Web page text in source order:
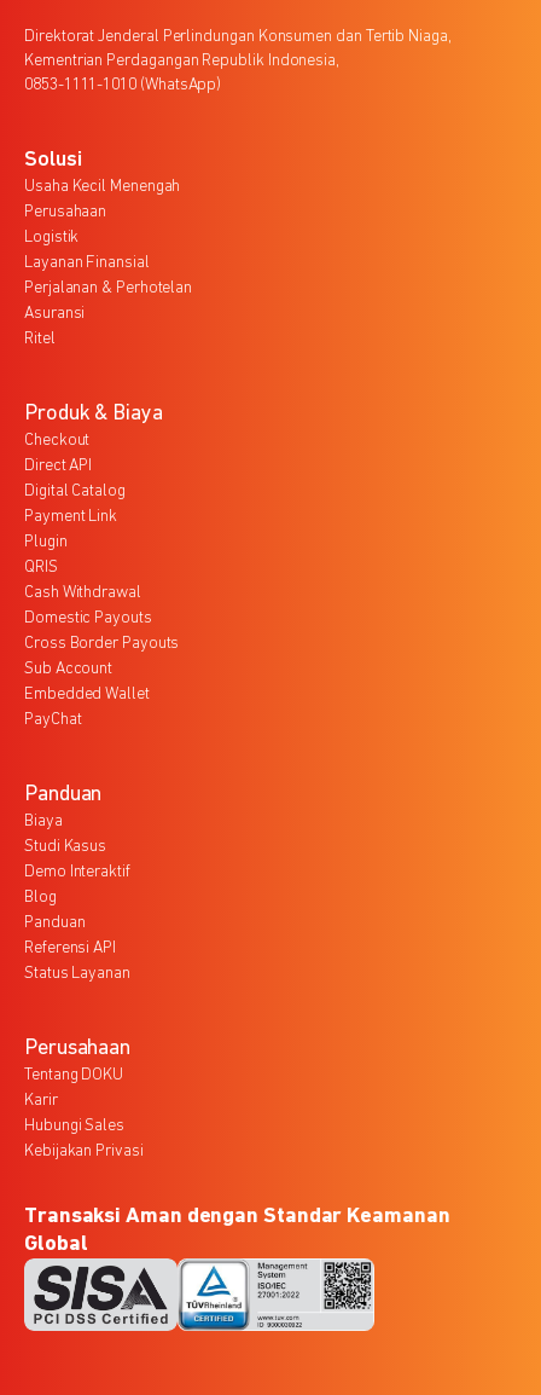
Direktorat Jenderal Perlindungan Konsumen dan Tertib Niaga,
Kementrian Perdagangan Republik Indonesia,
0853-1111-1010 (WhatsApp)
Solusi
Usaha Kecil Menengah
Perusahaan
Logistik
Layanan Finansial
Perjalanan & Perhotelan
Asuransi
Ritel
Produk & Biaya
Checkout
Direct API
Digital Catalog
Payment Link
Plugin
QRIS
Cash Withdrawal
Domestic Payouts
Cross Border Payouts
Sub Account
Embedded Wallet
PayChat
Panduan
Biaya
Studi Kasus
Demo Interaktif
Blog
Panduan
Referensi API
Status Layanan
Perusahaan
Tentang DOKU
Karir
Hubungi Sales
Kebijakan Privasi
Transaksi Aman dengan Standar Keamanan
Global